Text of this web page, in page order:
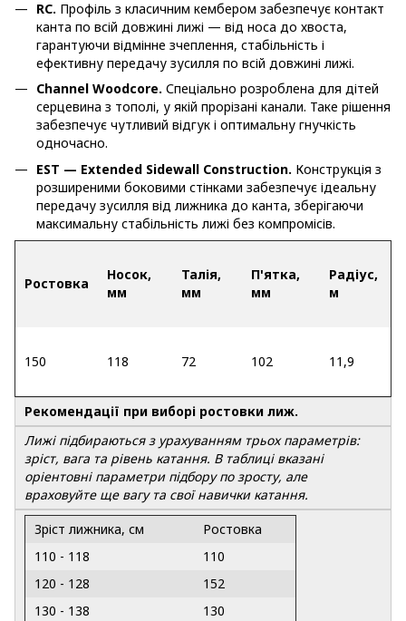
RC. Профіль з класичним кембером забезпечує контакт
канта по всій довжині лижі — від носа до хвоста,
гарантуючи відмінне зчеплення, стабільність і
ефективну передачу зусилля по всій довжині лижі.
Channel Woodcore. Спеціально розроблена для дітей
серцевина з тополі, у якій прорізані канали. Таке рішення
забезпечує чутливий відгук і оптимальну гнучкість
одночасно.
EST — Extended Sidewall Construction. Конструкція з
розширеними боковими стінками забезпечує ідеальну
передачу зусилля від лижника до канта, зберігаючи
максимальну стабільність лижі без компромісів.
Ростовка
Носок,
мм
Талія,
мм
П'ятка,
мм
Радіус,
м
150 118 72 102 11,9
Рекомендації при виборі ростовки лиж.
Лижі підбираються з урахуванням трьох параметрів:
зріст, вага та рівень катання. В таблиці вказані
оріентовні параметри підбору по зросту, але
враховуйте ще вагу та свої навички катання.
Зріст лижника, см
Ростовка
110 - 118
110
120 - 128
152
130 - 138
130